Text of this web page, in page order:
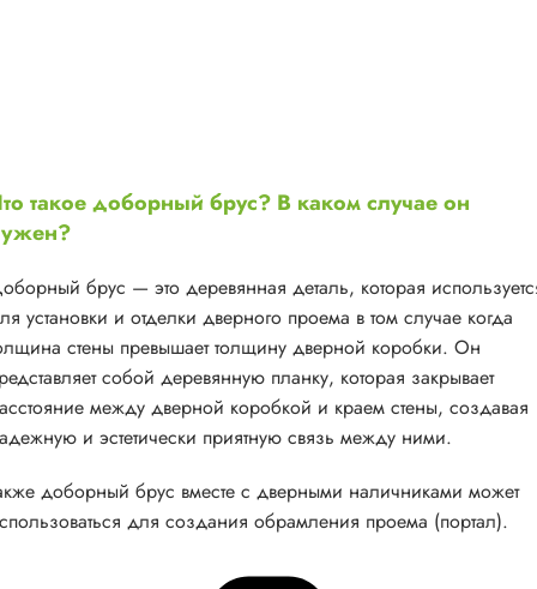
такое доборный брус? В каком случае он
брус — это деревянная деталь, которая
установки и отделки дверного проема в том случае когда
стены превышает толщину дверной коробки. Он
собой деревянную планку, которая закрывает
между дверной коробкой и краем стены, создавая
и эстетически приятную связь между ними.
доборный брус вместе с дверными наличниками может
для создания обрамления проема (портал).